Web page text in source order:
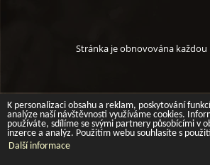
Stránka je obnovována
2026 ©Ashus , grafikaLukáš
K personalizaci obsahu a reklam, poskytování
analýze naší návštěvnosti využíváme cookies.
používáte, sdílíme se svými partnery působícími v
inzerce a analýz. Použitím webu souhlasíte s
Další informace